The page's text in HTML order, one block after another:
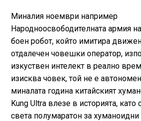
Миналия ноември например
Народноосвободителната армия
боен робот, който имитира
отдалечен човешки оператор,
изкуствен интелект в реално
изисква човек, той не е
миналата година китайският
Kung Ultra влезе в историята,
света полумаратон за